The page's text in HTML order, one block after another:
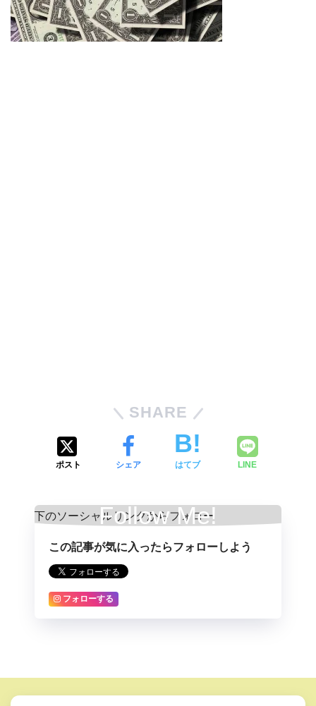
SHARE
ポスト シェア はてブ LINE
Follow Me!
この記事が気に入ったらフォローしよう
フォローする